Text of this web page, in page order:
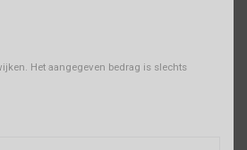
Het aangegeven bedrag is slechts